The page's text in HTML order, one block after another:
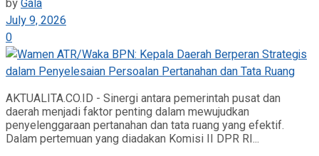
byGala
July 9, 2026
0
AKTUALITA.CO.ID - Sinergi antara pemerintah pusat dan
daerah menjadi faktor penting dalam mewujudkan
penyelenggaraan pertanahan dan tata ruang yang efektif.
Dalam pertemuan yang diadakan Komisi II DPR RI...